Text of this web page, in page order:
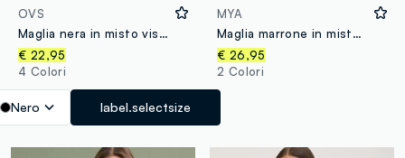
OVS
Maglia nera in misto viscosa a maniche lunghe
€ 22,95
4 Colori
Nero label.selectsize
MYA
Maglia marrone in misto viscosa con colletto polo over fit
€ 26,95
2 Colori